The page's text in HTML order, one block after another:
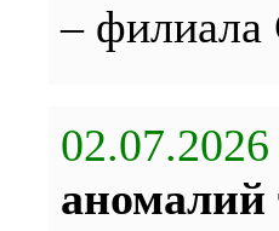
–
02.07.2026
аномалий